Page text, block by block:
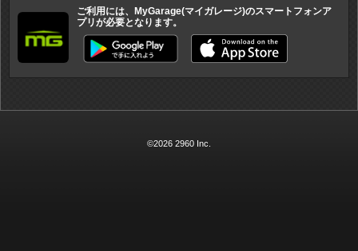
ご利用には、MyGarage(マイガレージ)のスマートフォンア
プリが必要となります。
©2026 2960 Inc.